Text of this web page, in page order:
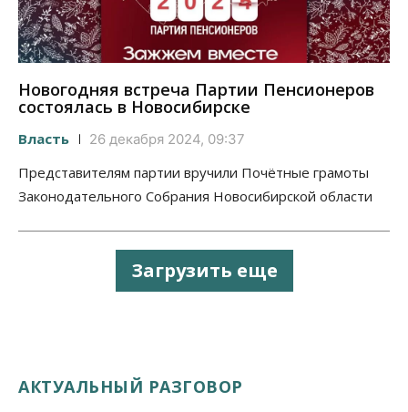
Новогодняя встреча Партии Пенсионеров
состоялась в Новосибирске
Власть 26 декабря 2024, 09:37
Представителям партии вручили Почётные грамоты
Законодательного Собрания Новосибирской области
Загрузить еще
АКТУАЛЬНЫЙ РАЗГОВОР